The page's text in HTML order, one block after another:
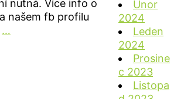
nutná. Více info o
našem fb profilu
…
Únor
2024
Leden
2024
Prosine
c 2023
Listopa